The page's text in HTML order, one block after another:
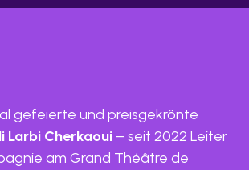
gefeierte und preisgekrönte
Larbi Cherkaoui – seit 2022 Leiter
am Grand Théâtre de